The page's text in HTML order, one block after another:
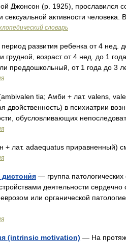
Джонсон (р. 1925), прославился
активности человека.
словарь
развития ребенка от 4 нед.
возраст от 4 нед. до 1
преддошкольный, от 1 года до 3
tia; Амби + лат. valens,
двойственность) в психиатрии
обусловливающих
лат. adaequatus приравненный)
— группа
деятельности сердечно
или органической
(intrinsic motivation) — На